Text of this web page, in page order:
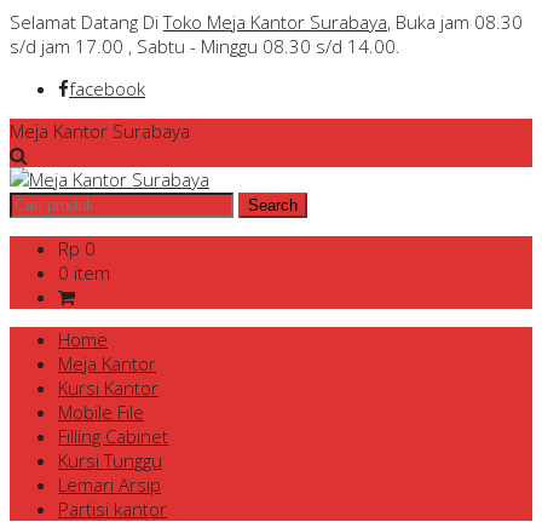
Selamat Datang DiToko Meja Kantor Surabaya, Buka jam 08.30
s/d jam 17.00 , Sabtu - Minggu 08.30 s/d 14.00.
facebook
Meja Kantor Surabaya
Rp 0
0 item
Home
Meja Kantor
Kursi Kantor
Mobile File
Filling Cabinet
Kursi Tunggu
Lemari Arsip
Partisi kantor